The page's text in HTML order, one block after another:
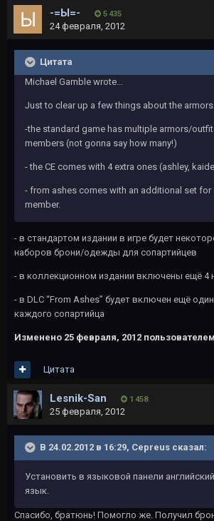
-=Ы=- 5 435
24 февраля, 2012
Цитата
Michael Gamble wrote...
Just to clear up a few things about the
-the standard game has multiple armors/
members (not gonna say how many!)
- the CE comes with 4 extra ones (ashley,
- from ashes comes with an additional set for
member.
- в стандартом издании в игре будет
наборов брони/одежды для сопартийцев
- в коллекционном издании включены ещё 4
- в DLC “From Ashes” будет включен ещё
каждого сопартийца
Изменено 25 февраля, 2012
Цитата
Lesnik-San 1 458
25 февраля, 2012
В 24.02.2012 в 16:29, Cepreus сказал:
Установить в языковой панели
язык.
Спасибо, братюнь! Помогло же. Получил